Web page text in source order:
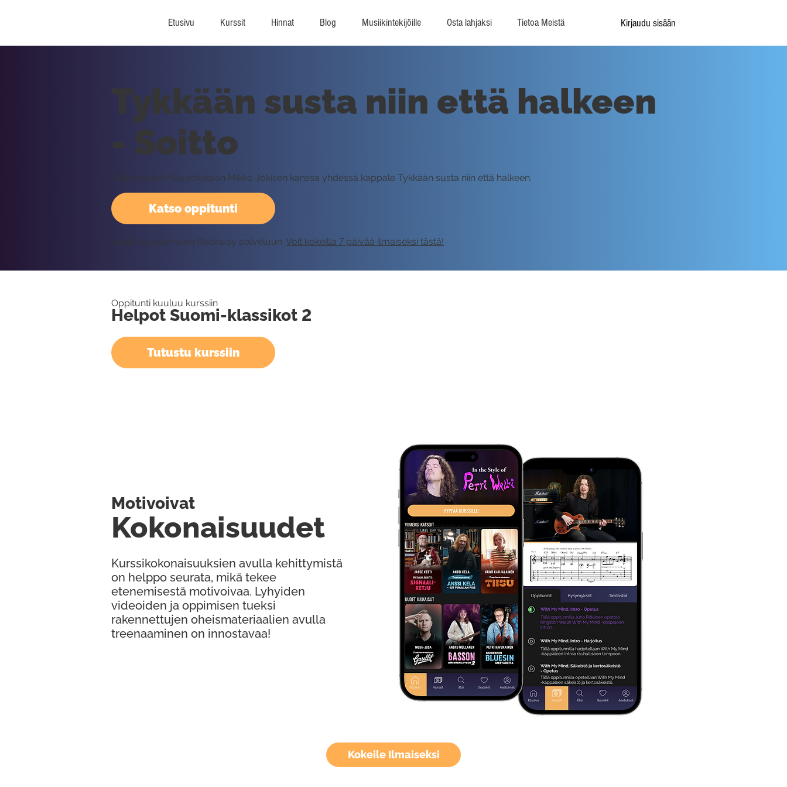
Etusivu Kurssit Hinnat Blog Musiikintekijöille Osta lahjaksi Tietoa Meistä Kirjaudu sisään
Kokeile Ilmaiseksi
Katso oppitunti
Tykkään susta niin että halkeen
- Soitto
Tällä oppitunnilla soitetaan Mikko Jokisen kanssa yhdessä kappale Tykkään susta niin että halkeen.
Vaatii kirjautumisen Rockway palveluun. Voit kokeilla 7 päivää ilmaiseksi tästä!
Oppitunti kuuluu kurssiin
Helpot Suomi-klassikot 2
Tutustu kurssiin
Kurssikokonaisuuksien avulla kehittymistä
on helppo seurata, mikä tekee
etenemisestä motivoivaa. Lyhyiden
videoiden ja oppimisen tueksi
rakennettujen oheismateriaalien avulla
treenaaminen on innostavaa!
Kokonaisuudet
Motivoivat